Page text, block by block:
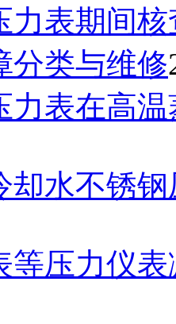
力表期间
分类与维修
力表在高
却水不锈
等压力仪